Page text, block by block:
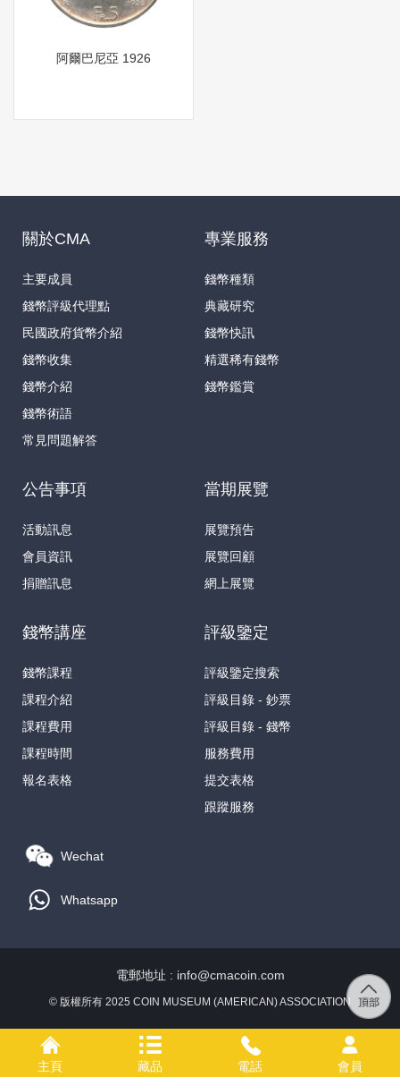
阿爾巴尼亞 1926
關於CMA
主要成員
錢幣評級代理點
民國政府貨幣介紹
錢幣收集
錢幣介紹
錢幣術語
常見問題解答
專業服務
錢幣種類
典藏研究
錢幣快訊
精選稀有錢幣
錢幣鑑賞
公告事項
活動訊息
會員資訊
捐贈訊息
當期展覽
展覽預告
展覽回顧
網上展覽
錢幣講座
錢幣課程
課程介紹
課程費用
課程時間
報名表格
評級鑒定
評級鑒定搜索
評級目錄 - 鈔票
評級目錄 - 錢幣
服務費用
提交表格
跟蹤服務
Wechat
Whatsapp
電郵地址 : info@cmacoin.com
© 版權所有 2025 COIN MUSEUM (AMERICAN) ASSOCIATION
主頁 藏品 電話 會員